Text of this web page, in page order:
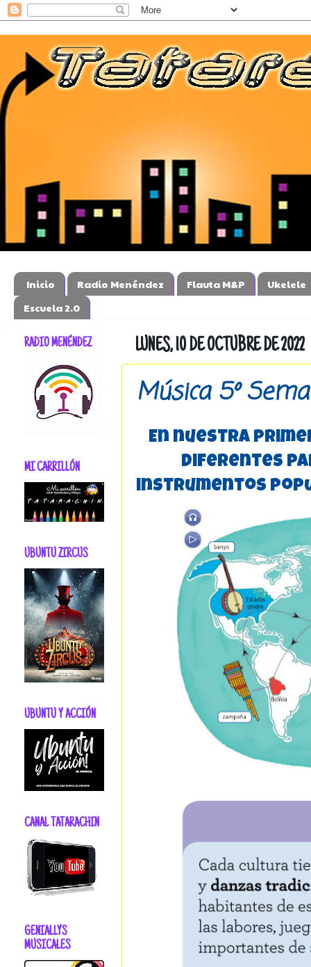
Inicio Radio Menéndez Flauta M&P
Ukelele
Escuela 2.0
LUNES, 10 DE OCTUBRE DE 2022
Música 5º
En nuestra
diferentes
instrumentos
RADIO MENÉNDEZ
MI CARRILLÓN
UBUNTU ZIRCUS
UBUNTU Y ACCIÓN
CANAL TATARACHIN
GENIALLYS
MUSICALES